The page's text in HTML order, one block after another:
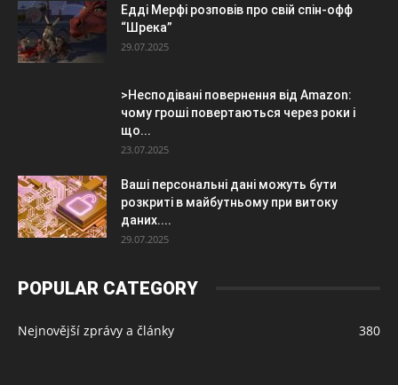
Едді Мерфі розповів про свій спін-офф
“Шрека”
29.07.2025
>Несподівані повернення від Amazon:
чому гроші повертаються через роки і
що...
23.07.2025
Ваші персональні дані можуть бути
розкриті в майбутньому при витоку
даних....
29.07.2025
POPULAR CATEGORY
Nejnovější zprávy a články 380